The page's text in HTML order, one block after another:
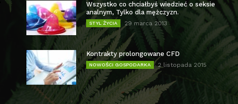
Wszystko co chciałbyś wiedzieć o seksie
analnym, Tylko dla mężczyzn.
STYL ŻYCIA 29 marca 2013
Kontrakty prolongowane CFD
NOWOŚCI GOSPODARKA 2 listopada 2015